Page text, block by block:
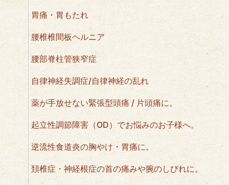
胃痛・胃もたれ
腰椎椎間板ヘルニア
腰部脊柱管狭窄症
自律神経失調症/自律神経の乱れ
薬が手放せない緊張型頭痛 / 片頭痛に。
起立性調節障害（OD）でお悩みのお子様へ。
逆流性食道炎の胸やけ・胃痛に。
頚椎症・神経根症の首の痛みや腕のしびれに。